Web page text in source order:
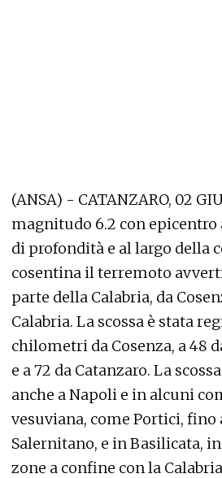
(ANSA) - CATANZARO, 02
magnitudo 6.2 con
di profondità e al largo della
cosentina il terremoto
parte della Calabria, da
Calabria. La scossa è stata
chilometri da Cosenza, a 48
e a 72 da Catanzaro. La
anche a Napoli e in alcuni
vesuviana, come Portici,
Salernitano, e in Basilicata,
zone a confine con la